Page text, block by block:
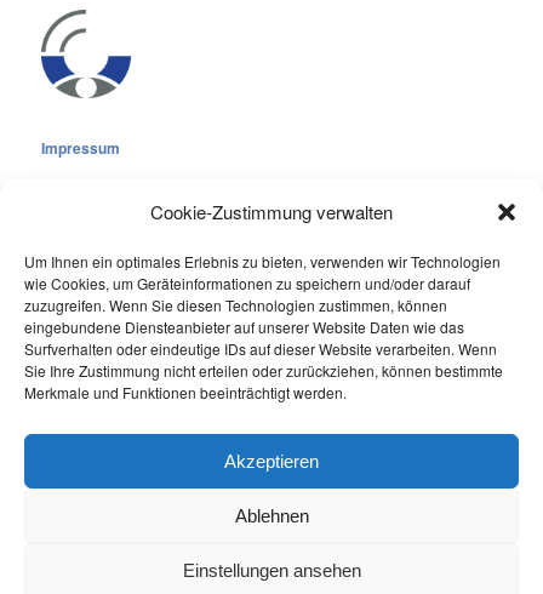
Cookie-Zustimmung verwalten
Um Ihnen ein optimales Erlebnis zu bieten, verwenden wir Technologien
wie Cookies, um Geräteinformationen zu speichern und/oder darauf
zuzugreifen. Wenn Sie diesen Technologien zustimmen, können
eingebundene Diensteanbieter auf unserer Website Daten wie das
Surfverhalten oder eindeutige IDs auf dieser Website verarbeiten. Wenn
Sie Ihre Zustimmung nicht erteilen oder zurückziehen, können bestimmte
Merkmale und Funktionen beeinträchtigt werden.
Akzeptieren
Ablehnen
Einstellungen ansehen
Impressum
Cookie-Richtlinie (EU)
Datenschutzerklärung
Online Visitors:0
Last 30 Days Views:2.079